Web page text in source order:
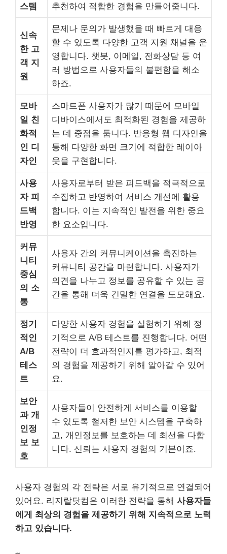
스템 추천하여 적합한 경험을 만들어줍니다.
신속
한 고
객 지
원
문제나 문의가 발생했을 때 빠르게 대응
할 수 있도록 다양한 고객 지원 채널을 운
영합니다. 챗봇, 이메일, 전화상담 등 여
러 방법으로 사용자들의 불편함을 해소
하죠.
모바
일 친
화적
인 디
자인
스마트폰 사용자가 많기 때문에 모바일
디바이스에서도 최적화된 경험을 제공하
는 데 중점을 둡니다. 반응형 웹 디자인을
통해 다양한 화면 크기에 적합한 레이아
웃을 구현합니다.
사용
자 피
드백
반영
사용자로부터 받은 피드백을 적극적으로
수집하고 반영하여 서비스 개선에 활용
합니다. 이는 지속적인 발전을 위한 중요
한 요소입니다.
커뮤
니티
중심
의 소
통
사용자 간의 커뮤니케이션을 촉진하는
커뮤니티 공간을 마련합니다. 사용자가
의견을 나누고 정보를 공유할 수 있는 공
간을 통해 더욱 긴밀한 연결을 도모해요.
정기
적인
A/B
테스
트
다양한 사용자 경험을 실험하기 위해 정
기적으로 A/B 테스트를 진행합니다. 어떤
전략이 더 효과적인지를 평가하고, 최적
의 경험을 제공하기 위해 알아갈 수 있어
요.
보안
과 개
인정
보 보
호
사용자들이 안전하게 서비스를 이용할
수 있도록 철저한 보안 시스템을 구축하
고, 개인정보를 보호하는 데 최선을 다합
니다. 신뢰는 사용자 경험의 기본이죠.
사용자 경험의 각 전략은 서로 유기적으로 연결되어
있어요. 리지랄닷컴은 이러한 전략을 통해 사용자들
에게 최상의 경험을 제공하기 위해 지속적으로 노력
하고 있습니다.